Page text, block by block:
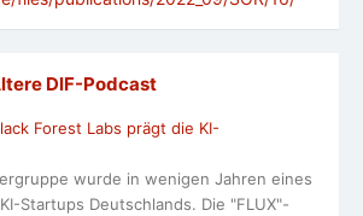
DlF-Podcast
Forest Labs prägt die KI-
wurde in wenigen Jahren eines
Startups Deutschlands. Die "FLUX"-